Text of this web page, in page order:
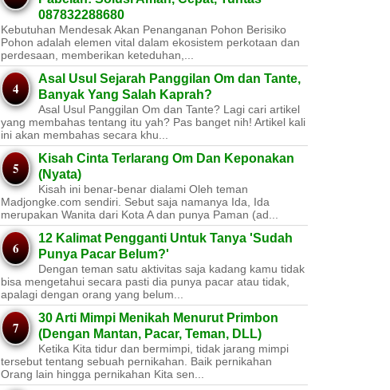
087832288680
Kebutuhan Mendesak Akan Penanganan Pohon Berisiko ​
Pohon adalah elemen vital dalam ekosistem perkotaan dan
perdesaan, memberikan keteduhan,...
Asal Usul Sejarah Panggilan Om dan Tante,
Banyak Yang Salah Kaprah?
Asal Usul Panggilan Om dan Tante? Lagi cari artikel
yang membahas tentang itu yah? Pas banget nih! Artikel kali
ini akan membahas secara khu...
Kisah Cinta Terlarang Om Dan Keponakan
(Nyata)
Kisah ini benar-benar dialami Oleh teman
Madjongke.com sendiri. Sebut saja namanya Ida, Ida
merupakan Wanita dari Kota A dan punya Paman (ad...
12 Kalimat Pengganti Untuk Tanya 'Sudah
Punya Pacar Belum?'
Dengan teman satu aktivitas saja kadang kamu tidak
bisa mengetahui secara pasti dia punya pacar atau tidak,
apalagi dengan orang yang belum...
30 Arti Mimpi Menikah Menurut Primbon
(Dengan Mantan, Pacar, Teman, DLL)
Ketika Kita tidur dan bermimpi, tidak jarang mimpi
tersebut tentang sebuah pernikahan. Baik pernikahan
Orang lain hingga pernikahan Kita sen...